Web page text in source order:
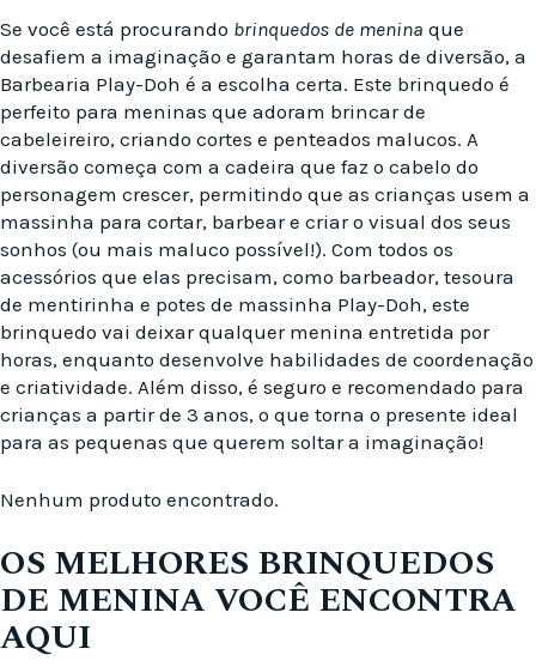
Se você está procurando brinquedos de menina que
desafiem a imaginação e garantam horas de diversão, a
Barbearia Play-Doh é a escolha certa. Este brinquedo é
perfeito para meninas que adoram brincar de
cabeleireiro, criando cortes e penteados malucos. A
diversão começa com a cadeira que faz o cabelo do
personagem crescer, permitindo que as crianças usem a
massinha para cortar, barbear e criar o visual dos seus
sonhos (ou mais maluco possível!). Com todos os
acessórios que elas precisam, como barbeador, tesoura
de mentirinha e potes de massinha Play-Doh, este
brinquedo vai deixar qualquer menina entretida por
horas, enquanto desenvolve habilidades de coordenação
e criatividade. Além disso, é seguro e recomendado para
crianças a partir de 3 anos, o que torna o presente ideal
para as pequenas que querem soltar a imaginação!
Nenhum produto encontrado.
OS MELHORES BRINQUEDOS
DE MENINA VOCÊ ENCONTRA
AQUI